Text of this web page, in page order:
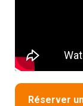
Réserver